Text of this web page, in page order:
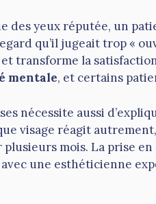
des yeux réputée, un
qu’il jugeait trop «
transforme la
mentale, et certains
nécessite aussi
visage réagit
mois. La prise
une esthéticienne